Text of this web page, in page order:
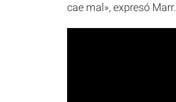
cae mal», expresó Marr.